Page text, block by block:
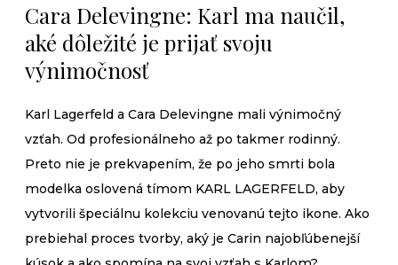
Cara Delevingne: Karl ma naučil,
aké dôležité je prijať svoju
výnimočnosť
Karl Lagerfeld a Cara Delevingne mali výnimočný
vzťah. Od profesionálneho až po takmer rodinný.
Preto nie je prekvapením, že po jeho smrti bola
modelka oslovená tímom KARL LAGERFELD, aby
vytvorili špeciálnu kolekciu venovanú tejto ikone. Ako
prebiehal proces tvorby, aký je Carin najobľúbenejší